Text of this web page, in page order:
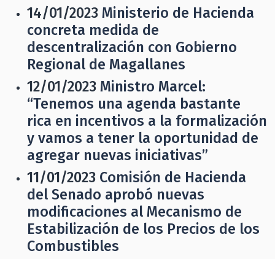
14/01/2023 Ministerio de Hacienda
concreta medida de
descentralización con Gobierno
Regional de Magallanes
12/01/2023 Ministro Marcel:
“Tenemos una agenda bastante
rica en incentivos a la formalización
y vamos a tener la oportunidad de
agregar nuevas iniciativas”
11/01/2023 Comisión de Hacienda
del Senado aprobó nuevas
modificaciones al Mecanismo de
Estabilización de los Precios de los
Combustibles